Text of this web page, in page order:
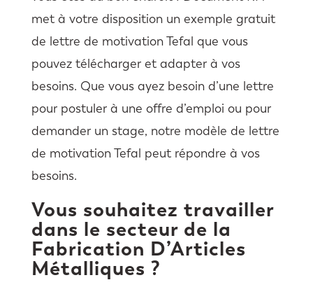
met à votre disposition un exemple gratuit
de lettre de motivation Tefal que vous
pouvez télécharger et adapter à vos
besoins. Que vous ayez besoin d’une lettre
pour postuler à une offre d’emploi ou pour
demander un stage, notre modèle de lettre
de motivation Tefal peut répondre à vos
besoins.
Vous souhaitez travailler
dans le secteur de la
Fabrication D’Articles
Métalliques ?